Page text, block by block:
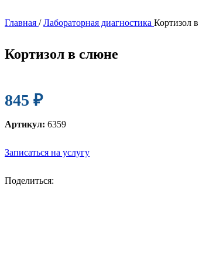
Главная / Лабораторная диагностика Кортизол
Кортизол в слюне
845 ₽
Артикул: 6359
Записаться на услугу
Поделиться: